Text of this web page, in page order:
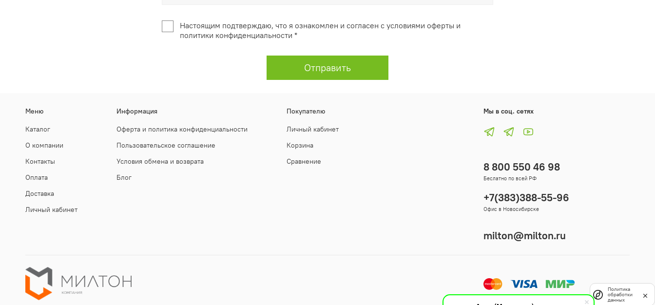
Настоящим подтверждаю, что я ознакомлен и согласен с условиями оферты и
политики конфиденциальности *
Отправить
Меню
Каталог
О компании
Контакты
Оплата
Доставка
Личный кабинет
Информация
Оферта и политика конфиденциальности
Пользовательское соглашение
Условия обмена и возврата
Блог
Покупателю
Личный кабинет
Корзина
Сравнение
Мы в соц. сетях
8 800 550 46 98
Беслатно по всей РФ
+7(383)388-55-96
Офис в Новосибирске
milton@milton.ru
Политика
обработки
данных